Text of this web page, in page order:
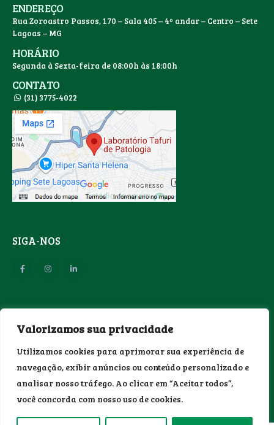
Valorizamos sua privacidade
Utilizamos cookies para aprimorar sua experiência de
navegação, exibir anúncios ou conteúdo personalizado e
analisar nosso tráfego. Ao clicar em “Aceitar todos”,
você concorda com nosso uso de cookies.
ENDEREÇO
Rua Zoroastro Passos, 170 – Sala 405 – 4º andar – Centro – Sete
Lagoas – MG
HORÁRIO
Segunda à Sexta-feira de 08:00h às 18:00h
CONTATO
(31) 3775-4022
SIGA-NOS
Laboratório Tafuri. © 2026. Todos os direitos reservados.